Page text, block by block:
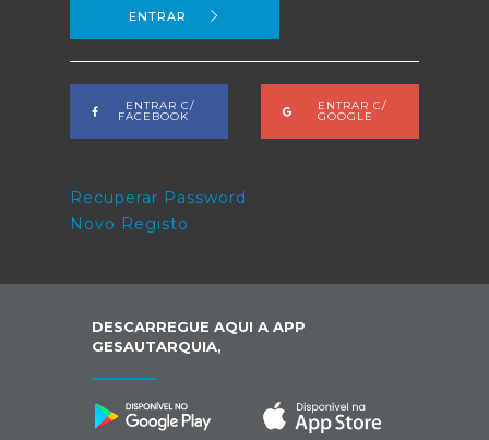
ENTRAR
ENTRAR C/
FACEBOOK
ENTRAR C/
GOOGLE
Recuperar Password
Novo Registo
DESCARREGUE AQUI A APP
GESAUTARQUIA,